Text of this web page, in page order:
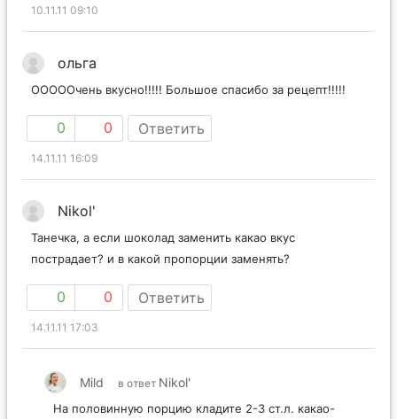
10.11.11 09:10
ольга
ОООООчень вкусно!!!!! Большое спасибо за рецепт!!!!!
0 0 Ответить
14.11.11 16:09
Nikol'
Танечка, а если шоколад заменить какао вкус
пострадает? и в какой пропорции заменять?
0 0 Ответить
14.11.11 17:03
Mild в ответ Nikol'
На половинную порцию кладите 2-3 ст.л. какао-